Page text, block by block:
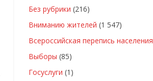
Без рубрики (216)
Вниманию жителей (1 547)
Всероссийская перепись населения
Выборы (85)
Госуслуги (1)